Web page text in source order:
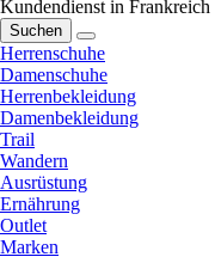
Kundendienst in Frankreich
Suchen
Herrenschuhe
Damenschuhe
Herrenbekleidung
Damenbekleidung
Trail
Wandern
Ausrüstung
Ernährung
Outlet
Marken